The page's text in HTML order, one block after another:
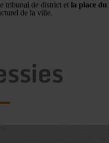
tribunal de district et la place
de la ville.